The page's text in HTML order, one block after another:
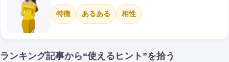
特徴 あるある 相性
ランキング記事から“使えるヒント”を拾う